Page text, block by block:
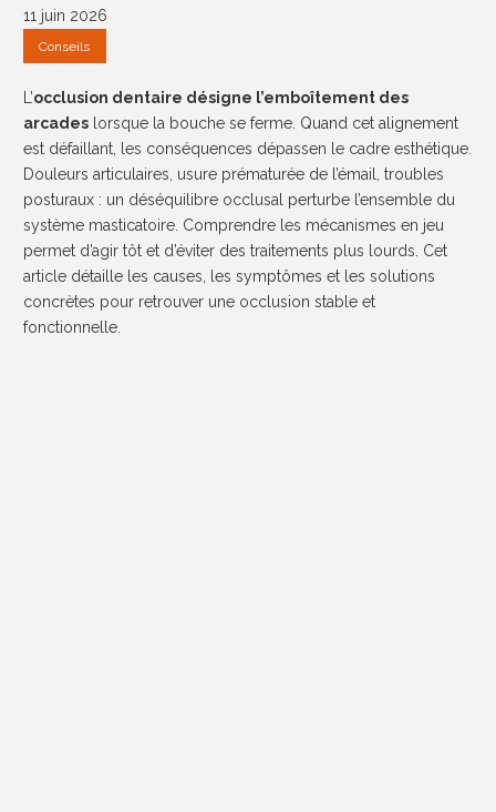
11 juin 2026
Conseils
L’occlusion dentaire désigne l’emboîtement des
arcades lorsque la bouche se ferme. Quand cet alignement
est défaillant, les conséquences dépassen le cadre esthétique.
Douleurs articulaires, usure prématurée de l’émail, troubles
posturaux : un déséquilibre occlusal perturbe l’ensemble du
système masticatoire. Comprendre les mécanismes en jeu
permet d’agir tôt et d’éviter des traitements plus lourds. Cet
article détaille les causes, les symptômes et les solutions
concrètes pour retrouver une occlusion stable et
fonctionnelle.